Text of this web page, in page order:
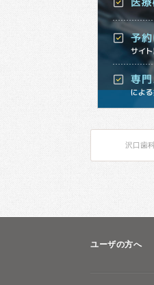
沢口歯
ユーザの方へ